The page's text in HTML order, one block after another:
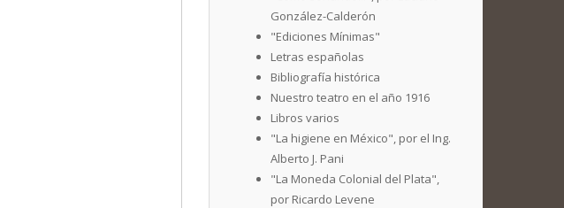
González-Calderón
"Ediciones Mínimas"
Letras españolas
Bibliografía histórica
Nuestro teatro en el año 1916
Libros varios
"La higiene en México", por el Ing.
Alberto J. Pani
"La Moneda Colonial del Plata",
por Ricardo Levene